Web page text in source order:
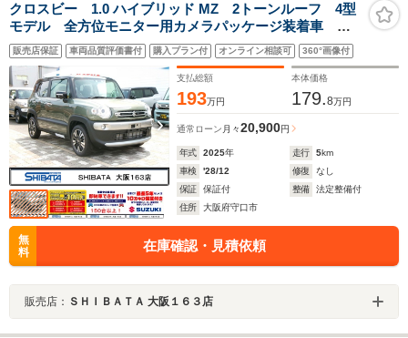
クロスビー 1.0 ハイブリッド MZ 2トーンルーフ 4型
モデル 全方位モニター用カメラパッケージ装着車 ス
ズキ保証付 デュアルカメラブレーキサポート リヤパ
ーキングセンサー アダプティブクルーズコントロー
ル LEDヘッドランプ
販売店保証 車両品質評価書付 購入プラン付 オンライン相談可 360°画像付
支払総額
193万円
本体価格
179.8万円
通常ローン 月々20,900円
年式 2025年 走行 5km
車検
'28/12 修復
なし
保証
保証付 整備
法定整備付
住所
大阪府守口市
無
料
在庫確認・見積依頼
販売店： ＳＨＩＢＡＴＡ 大阪１６３店